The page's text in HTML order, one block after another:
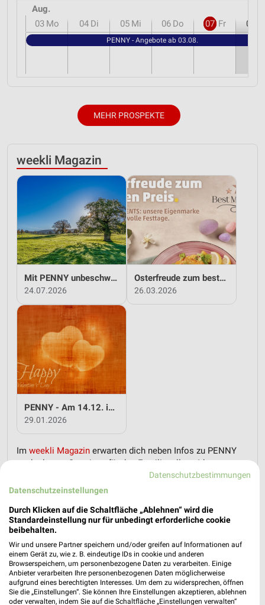
Aug.
03 Mo 04 Di 05 Mi 06 Do 07 Fr 08
PENNY - Angebote ab 03.08.
MEHR PROSPEKTE
weekli Magazin
Mit PENNY unbeschwert in den Sommer!
24.07.2026
Osterfreude zum besten Preis - mit PENNY!
26.03.2026
PENNY - Am 14.12. ist Valentinstag
29.01.2026
Im weekli Magazin erwarten dich neben Infos zu PENNY
auch clevere Spartipps für den Familienalltag, Ideen zur
Haushaltsplanung und einfache Wege, dein Budget
nachhaltig zu entlasten.
weekli - Prospekte & Angebote App
Alle PENNY Angebote immer griffbereit – mit der kostenlosen
Datenschutzbestimmungen
Datenschutzeinstellungen
Durch Klicken auf die Schaltfläche „Ablehnen“ wird die
Standardeinstellung nur für unbedingt erforderliche cookie
beibehalten.
Wir und unsere Partner speichern und/oder greifen auf Informationen auf
einem Gerät zu, wie z. B. eindeutige IDs in cookie und anderen
Browserspeichern, um personenbezogene Daten zu verarbeiten. Einige
Anbieter verarbeiten Ihre personenbezogenen Daten möglicherweise
aufgrund eines berechtigten Interesses. Um dem zu widersprechen, öffnen
Sie die „Einstellungen“. Sie können Ihre Einstellungen akzeptieren, ablehnen
oder verwalten, indem Sie auf die Schaltfläche „Einstellungen verwalten“